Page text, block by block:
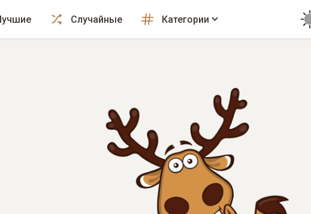
Случайные Категории